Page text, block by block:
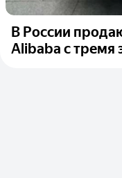
В России
Alibaba с тремя